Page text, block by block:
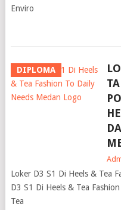
Enviro
DIPLOMA
Loker D3 S1 Di Heels & Tea
D3 S1 Di Heels & Tea
Tea